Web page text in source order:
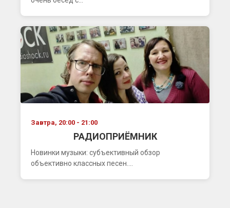
Завтра, 20:00 - 21:00
РАДИОПРИЁМНИК
Новинки музыки: субъективный обзор
объективно классных песен....